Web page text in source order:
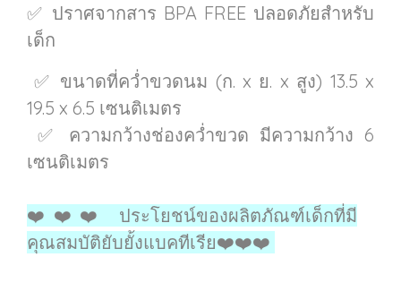
✅ ปราศจากสาร BPA FREE ปลอดภัยสำหรับ
เด็ก
✅ ขนาดที่คว่ำขวดนม (ก. x ย. x สูง) 13.5 x
19.5 x 6.5 เซนติเมตร
✅ ความกว้างช่องคว่ำขวด มีความกว้าง 6
เซนติเมตร
❤️❤️❤️ ประโยชน์ของผลิตภัณฑ์เด็กที่มี
คุณสมบัติยับยั้งแบคทีเรีย❤️❤️❤️